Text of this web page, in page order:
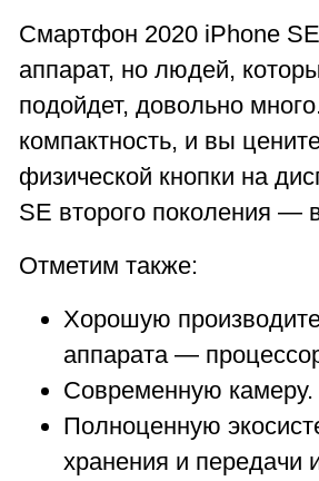
Смартфон 2020 iPhone
аппарат, но людей,
подойдет, довольно
компактность, и вы
физической кнопки на
SE второго поколения —
Отметим также:
Хорошую
аппарата —
Современную камеру.
Полноценную
хранения и передачи